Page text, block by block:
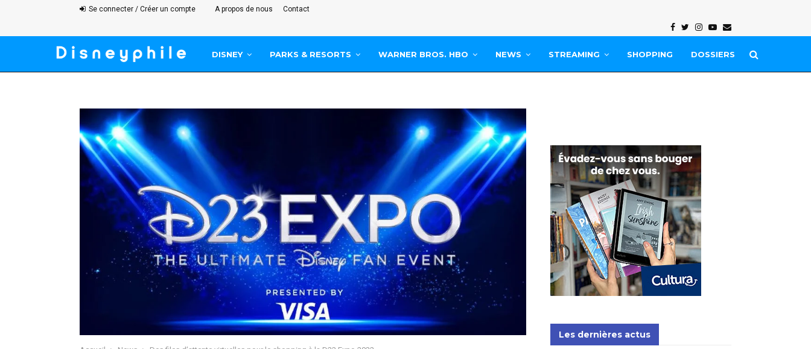
Se connecter / Créer un compte A propos de nous Contact
Facebook
Twitter
Instagram
Youtube
Email
DISNEY PARKS & RESORTS WARNER BROS. HBO NEWS STREAMING SHOPPING DOSSIERS
Les dernières actus